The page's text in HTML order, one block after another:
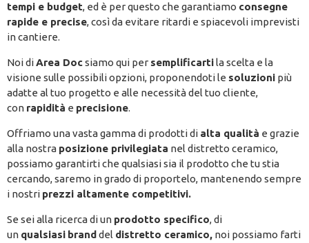
tempi e budget, ed è per questo che garantiamo consegne
rapide e precise, così da evitare ritardi e spiacevoli imprevisti
in cantiere.
Noi diArea Docsiamo qui per semplificartila scelta e la
visione sulle possibili opzioni, proponendoti le soluzioni più
adatte al tuo progetto e alle necessità del tuo cliente,
con rapidità e precisione.
Offriamo una vasta gamma di prodotti di alta qualità e grazie
alla nostra posizione privilegiata nel distretto ceramico,
possiamo garantirti che qualsiasi sia il prodotto che tu stia
cercando, saremo in grado di proportelo, mantenendo sempre
i nostri prezzi altamente competitivi.
Se sei alla ricerca di un prodotto specifico, di
un qualsiasi branddel distretto ceramico, noi possiamo farti